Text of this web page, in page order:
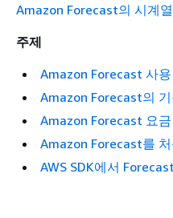
Amazon Forecast의 시계
주제
Amazon Forecast 사용
Amazon Forecast의
Amazon Forecast 요금
Amazon Forecast를
AWS SDK에서